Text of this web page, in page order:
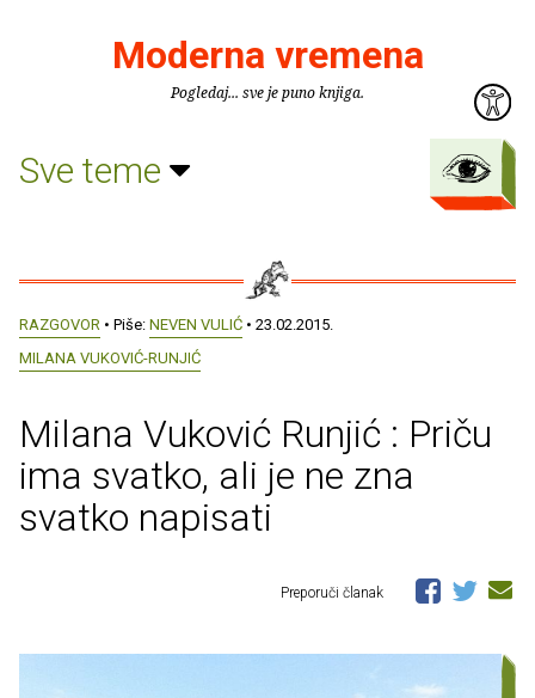
Moderna vremena
Pogledaj... sve je puno knjiga.
Sve teme
RAZGOVOR • Piše: NEVEN VULIĆ • 23.02.2015.
MILANA VUKOVIĆ-RUNJIĆ
Milana Vuković Runjić : Priču
ima svatko, ali je ne zna
svatko napisati
Preporuči članak